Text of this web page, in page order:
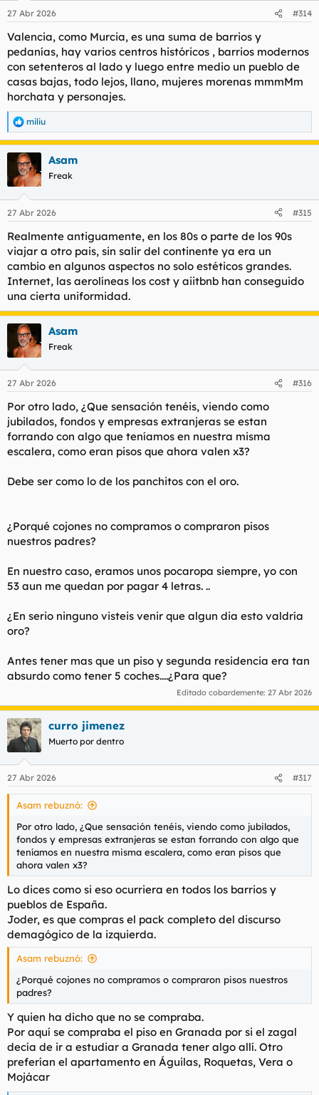
27 Abr 2026 #314
Valencia, como Murcia, es una suma de barrios y
pedanías, hay varios centros históricos , barrios modernos
con setenteros al lado y luego entre medio un pueblo de
casas bajas, todo lejos, llano, mujeres morenas mmmMm
horchata y personajes.
R
e
a
i
e
:
miliu
Asam
Freak
27 Abr 2026 #315
Realmente antiguamente, en los 80s o parte de los 90s
viajar a otro pais, sin salir del continente ya era un
cambio en algunos aspectos no solo estéticos grandes.
Internet, las aerolíneas los cost y aiitbnb han conseguido
una cierta uniformidad.
Asam
Freak
27 Abr 2026 #316
Por otro lado, ¿Que sensación tenéis, viendo como
jubilados, fondos y empresas extranjeras se estan
forrando con algo que teníamos en nuestra misma
escalera, como eran pisos que ahora valen x3?
Debe ser como lo de los panchitos con el oro.
¿Porqué cojones no compramos o compraron pisos
nuestros padres?
En nuestro caso, eramos unos pocaropa siempre, yo con
53 aun me quedan por pagar 4 letras. ..
¿En serio ninguno visteis venir que algun dia esto valdría
oro?
Antes tener mas que un piso y segunda residencia era tan
absurdo como tener 5 coches....¿Para que?
Editado cobardemente: 27 Abr 2026
curro jimenez
Muerto por dentro
27 Abr 2026 #317
Asam rebuznó:
Por otro lado, ¿Que sensación tenéis, viendo como jubilados,
fondos y empresas extranjeras se estan forrando con algo que
teníamos en nuestra misma escalera, como eran pisos que
ahora valen x3?
Lo dices como si eso ocurriera en todos los barrios y
pueblos de España.
Joder, es que compras el pack completo del discurso
demagógico de la izquierda.
Asam rebuznó:
¿Porqué cojones no compramos o compraron pisos nuestros
padres?
Y quien ha dicho que no se compraba.
Por aquí se compraba el piso en Granada por si el zagal
decía de ir a estudiar a Granada tener algo allí. Otro
preferían el apartamento en Águilas, Roquetas, Vera o
Mojácar